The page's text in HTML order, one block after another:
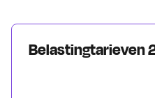
Belastingtarieven